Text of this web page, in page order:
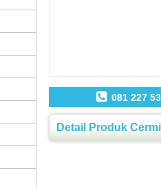
081 227
Detail Produk